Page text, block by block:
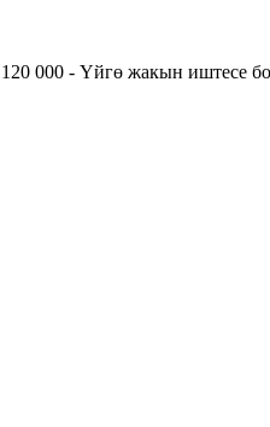
000 - Үйгө жакын иштесе